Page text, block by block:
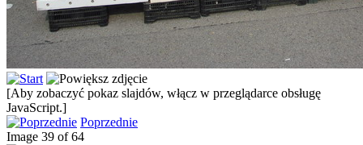
[Aby zobaczyć pokaz slajdów, włącz w przeglądarce obsługę
JavaScript.]
Poprzednie
Image 39 of 64